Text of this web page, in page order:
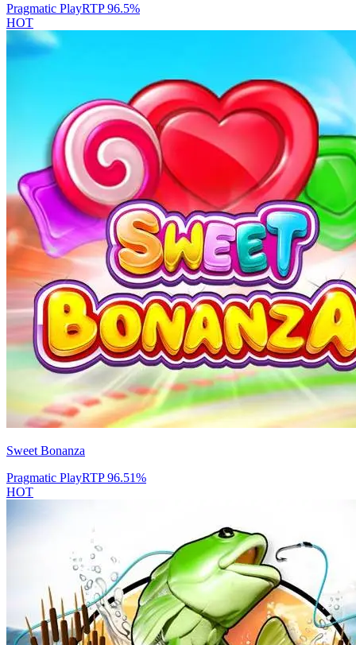
Pragmatic PlayRTP96.5%
HOT
Sweet Bonanza
Pragmatic PlayRTP96.51%
HOT